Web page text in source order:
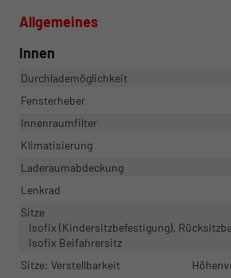
Allgemeines
Innen
Durchlademöglichkeit
Fensterheber
Innenraumfilter
Klimatisierung
Laderaumabdeckung
Lenkrad
Sitze
Isofix (Kindersitzbefestigung),
Isofix Beifahrersitz
Sitze: Verstellbarkeit